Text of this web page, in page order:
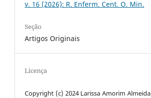
v. 16 (2026): R. Enferm. Cent. O. Min.
Seção
Artigos Originais
Licença
Copyright (c) 2024 Larissa Amorim Almeida